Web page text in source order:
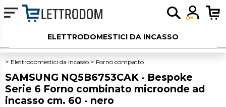
ELETTRODOMESTICI DA INCASSO
ELETTRODOMESTICI LIBERA INSTALLAZIONE
PICCOLI ELETTRODOMESTICI
AUDIO
Elettrodomestici da incasso Forno compatto
SAMSUNG NQ5B6753CAK - Bespoke
Serie 6 Forno combinato microonde ad
incasso cm. 60 - nero